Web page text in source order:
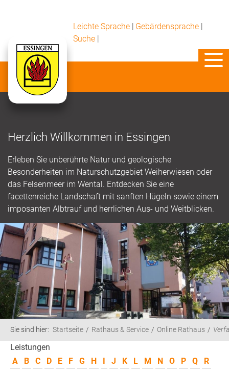
Leichte Sprache | Gebärdensprache |
Suche |
Herzlich Willkommen in Essingen
Erleben Sie unberührte Natur und geologische
Besonderheiten im Naturschutzgebiet Weiherwiesen oder
das Felsenmeer im Wental. Entdecken Sie eine
facettenreiche Landschaft mit sanften Hügeln sowie einem
imposanten Albtrauf und herrlichen Aus- und Weitblicken.
Sie sind hier: Startseite Rathaus & Service Online Rathaus
Leistungen
A
B C D E F G H I J K L M N O P Q
R